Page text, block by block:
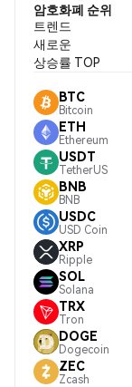
암호화폐 순위
트렌드
새로운
상승률 TOP
BTC
Bitcoin
ETH
Ethereum
USDT
TetherUS
BNB
BNB
USDC
USD Coin
XRP
Ripple
SOL
Solana
TRX
Tron
DOGE
Dogecoin
ZEC
Zcash